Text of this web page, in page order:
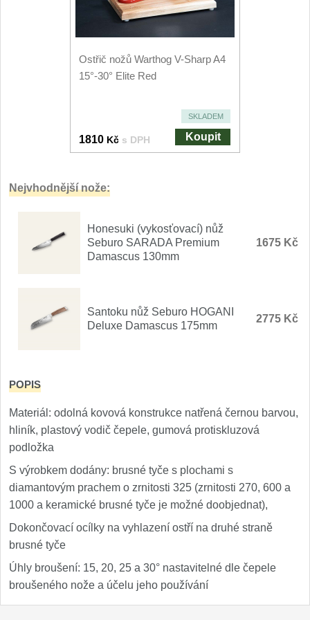
Nože Seburo SARADA 93
Nože Seburo HOKORI
Nože Seburo WEST 21
Nože Tojiro
Nože Tojiro Zen 1
Nože Samura MO-V 4
Ostřiče nožů V-Sharp
Brousky na nože 12
Doprodej
Dárky
Značky
Ostřič nožů Warthog V-Sharp A4
15°-30° Elite Red
SKLADEM
1810 Kč s DPH Koupit
Nejvhodnější nože:
Honesuki (vykosťovací) nůž
Seburo SARADA Premium
Damascus 130mm
1675 Kč
Santoku nůž Seburo HOGANI
Deluxe Damascus 175mm
2775 Kč
POPIS
Materiál: odolná kovová konstrukce natřená černou barvou,
hliník, plastový vodič čepele, gumová protiskluzová
podložka
S výrobkem dodány: brusné tyče s plochami s
diamantovým prachem o zrnitosti 325 (zrnitosti 270, 600 a
1000 a keramické brusné tyče je možné doobjednat),
Dokončovací ocílky na vyhlazení ostří na druhé straně
brusné tyče
Úhly broušení: 15, 20, 25 a 30° nastavitelné dle čepele
broušeného nože a účelu jeho používání